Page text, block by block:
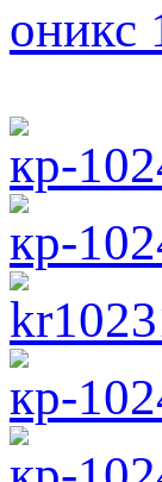
оникс